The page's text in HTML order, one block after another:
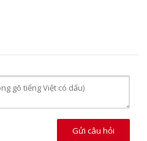
Gửi câu hỏi